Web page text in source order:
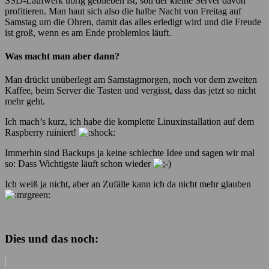
profitieren. Man haut sich also die halbe Nacht von Freitag auf
Samstag um die Ohren, damit das alles erledigt wird und die Freude
ist groß, wenn es am Ende problemlos läuft.
Was macht man aber dann?
Man drückt unüberlegt am Samstagmorgen, noch vor dem zweiten
Kaffee, beim Server die Tasten und vergisst, dass das jetzt so nicht
mehr geht.
Ich mach’s kurz, ich habe die komplette Linuxinstallation auf dem
Raspberry ruiniert!
Immerhin sind Backups ja keine schlechte Idee und sagen wir mal
so: Dass Wichtigste läuft schon wieder
Ich weiß ja nicht, aber an Zufälle kann ich da nicht mehr glauben
Dies und das noch: